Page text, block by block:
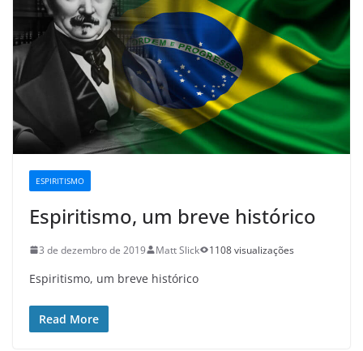
ESPIRITISMO
Espiritismo, um breve histórico
3 de dezembro de 2019 Matt Slick 1108 visualizações
Espiritismo, um breve histórico
Read More